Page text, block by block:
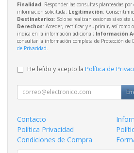
Finalidad: Responder las consultas planteadas
información solicitada; Legitimación:
Destinatarios: Solo se realizan cesiones si existe
Derechos: Acceder, rectificar y suprimir, así como
indica en la información adicional; Información
consultar la información completa de Protección de
de Privacidad
He leído y acepto la Política de
Contacto
Política Privacidad
Condiciones de Compra